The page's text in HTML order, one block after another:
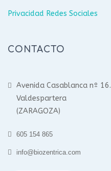
Privacidad Redes Sociales
CONTACTO
Avenida Casablanca nº 16.
Valdespartera
(ZARAGOZA)
605 154 865
info@biozentrica.com